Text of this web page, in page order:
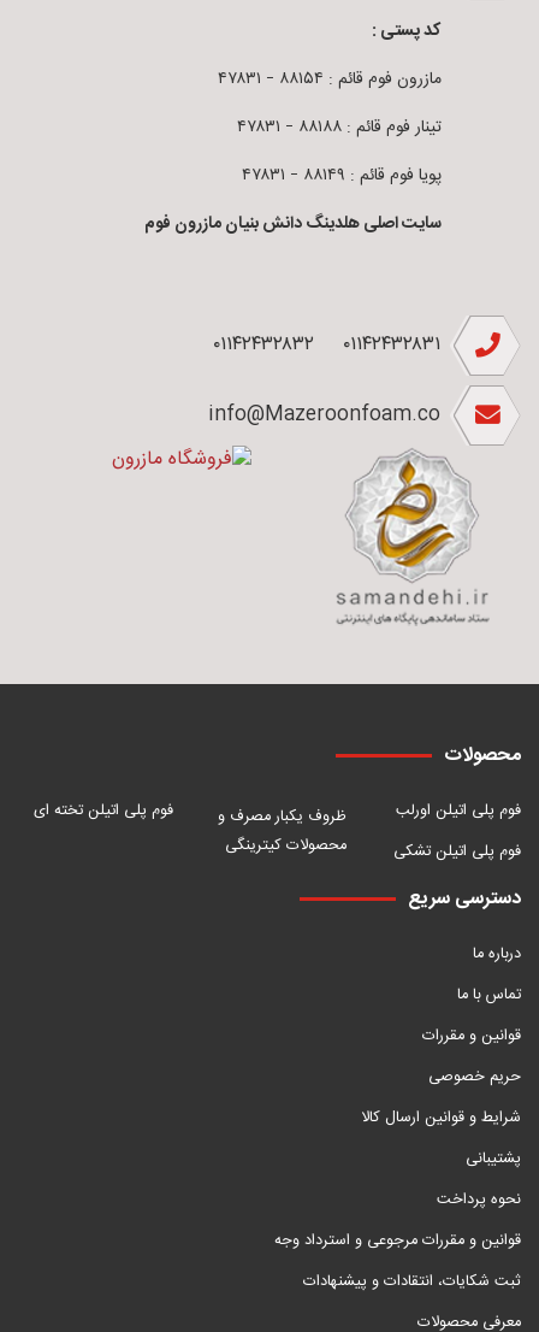
کد پستی :
مازرون فوم قائم : ۸۸۱۵۴ – ۴۷۸۳۱
تینار فوم قائم : ۸۸۱۸۸ – ۴۷۸۳۱
پویا فوم قائم : ۸۸۱۴۹ – ۴۷۸۳۱
سایت اصلی هلدینگ دانش بنیان مازرون فوم
۰۱۱۴۲۴۳۲۸۳۱ ۰۱۱۴۲۴۳۲۸۳۲
info@Mazeroonfoam.co
محصولات
فوم پلی اتیلن اورلب
فوم پلی اتیلن تشکی
ظروف یکبار مصرف و
محصولات کیترینگی
فوم پلی اتیلن تخته ای
دسترسی سریع
درباره ما
تماس با ما
قوانین و مقررات
حریم خصوصی
شرایط و قوانین ارسال کالا
پشتیبانی
نحوه پرداخت
قوانین و مقررات مرجوعی و استرداد وجه
ثبت شکایات، انتقادات و پیشنهادات
معرفی محصولات